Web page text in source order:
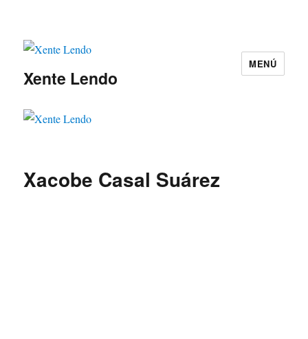
Xente Lendo
MENÚ
Xacobe Casal Suárez